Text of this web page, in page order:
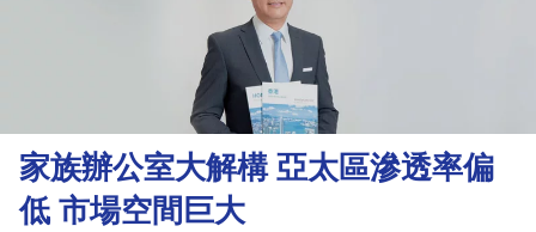
理
財
商
家族辦公室大解構 亞太區滲透率偏
低 市場空間巨大